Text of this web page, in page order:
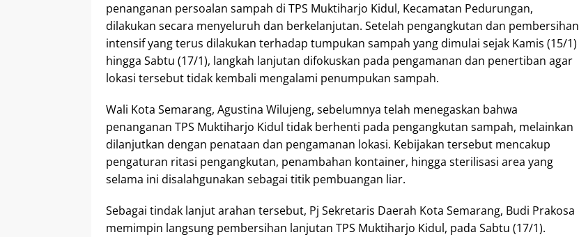
penanganan persoalan sampah di TPS Muktiharjo Kidul, Kecamatan Pedurungan,
dilakukan secara menyeluruh dan berkelanjutan. Setelah pengangkutan dan pembersihan
intensif yang terus dilakukan terhadap tumpukan sampah yang dimulai sejak Kamis (15/1)
hingga Sabtu (17/1), langkah lanjutan difokuskan pada pengamanan dan penertiban agar
lokasi tersebut tidak kembali mengalami penumpukan sampah.
Wali Kota Semarang, Agustina Wilujeng, sebelumnya telah menegaskan bahwa
penanganan TPS Muktiharjo Kidul tidak berhenti pada pengangkutan sampah, melainkan
dilanjutkan dengan penataan dan pengamanan lokasi. Kebijakan tersebut mencakup
pengaturan ritasi pengangkutan, penambahan kontainer, hingga sterilisasi area yang
selama ini disalahgunakan sebagai titik pembuangan liar.
Sebagai tindak lanjut arahan tersebut, Pj Sekretaris Daerah Kota Semarang, Budi Prakosa
memimpin langsung pembersihan lanjutan TPS Muktiharjo Kidul, pada Sabtu (17/1).